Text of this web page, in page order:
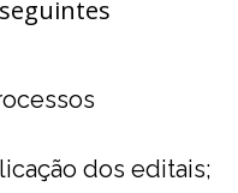
dos editais;